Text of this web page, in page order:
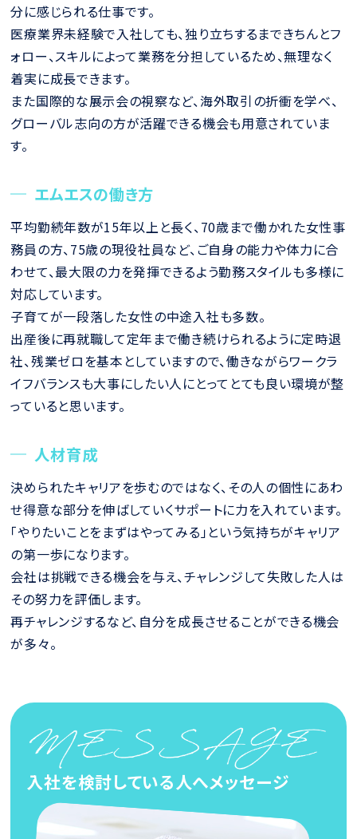
分に感じられる仕事です。
医療業界未経験で入社しても、独り立ちするまできちんとフ
ォロー、スキルによって業務を分担しているため、無理なく
着実に成長できます。
また国際的な展示会の視察など、海外取引の折衝を学べ、
グローバル志向の方が活躍できる機会も用意されていま
す。
エムエスの働き方
平均勤続年数が15年以上と長く、70歳まで働かれた女性事
務員の方、75歳の現役社員など、ご自身の能力や体力に合
わせて、最大限の力を発揮できるよう勤務スタイルも多様に
対応しています。
子育てが一段落した女性の中途入社も多数。
出産後に再就職して定年まで働き続けられるように定時退
社、残業ゼロを基本としていますので、働きながらワークラ
イフバランスも大事にしたい人にとってとても良い環境が整
っていると思います。
人材育成
決められたキャリアを歩むのではなく、その人の個性にあわ
せ得意な部分を伸ばしていくサポートに力を入れています。
「やりたいことをまずはやってみる」という気持ちがキャリア
の第一歩になります。
会社は挑戦できる機会を与え、チャレンジして失敗した人は
その努力を評価します。
再チャレンジするなど、自分を成長させることができる機会
が多々。
入社を検討している人へメッセージ